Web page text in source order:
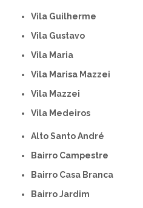
Vila Guilherme
Vila Gustavo
Vila Maria
Vila Marisa Mazzei
Vila Mazzei
Vila Medeiros
Alto Santo André
Bairro Campestre
Bairro Casa Branca
Bairro Jardim